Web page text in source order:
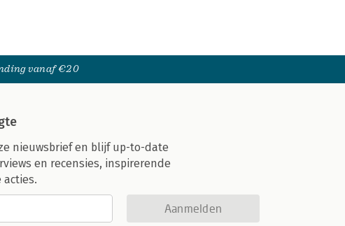
vanaf €20
nieuwsbrief en blijf up-to-date
en recensies, inspirerende
acties.
Aanmelden